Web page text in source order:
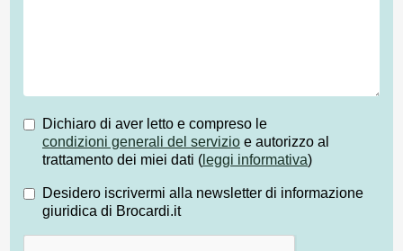
Dichiaro di aver letto e compreso le
condizioni generali del servizio e autorizzo al
trattamento dei miei dati ( leggi informativa)
Desidero iscrivermi alla newsletter di informazione
giuridica di Brocardi.it